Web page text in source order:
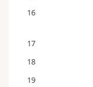
16
17
18
19